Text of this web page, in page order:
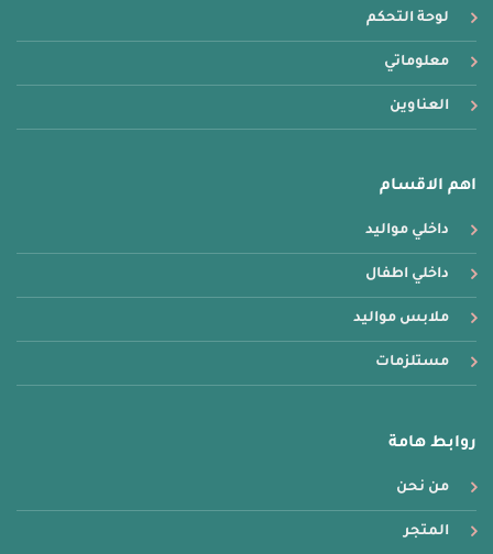
لوحة التحكم
معلوماتي
العناوين
اهم الاقسام
داخلي مواليد
داخلي اطفال
ملابس مواليد
مستلزمات
روابط هامة
من نحن
المتجر